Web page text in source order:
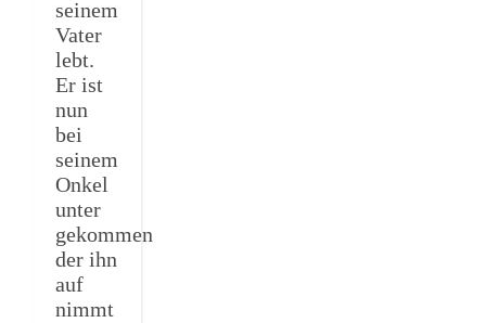
seinem
Vater
lebt.
Er ist
nun
bei
seinem
Onkel
unter
gekommen
der ihn
auf
nimmt